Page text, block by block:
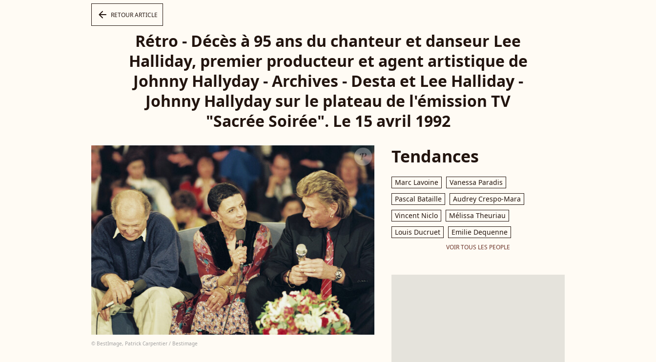
arrow_left RETOUR ARTICLE
Rétro - Décès à 95 ans du chanteur et danseur Lee
Halliday, premier producteur et agent artistique de
Johnny Hallyday - Archives - Desta et Lee Halliday -
Johnny Hallyday sur le plateau de l'émission TV
"Sacrée Soirée". Le 15 avril 1992
© BestImage, Patrick Carpentier / Bestimage
Tendances
Marc Lavoine
Vanessa Paradis
Pascal Bataille
Audrey Crespo-Mara
Vincent Niclo
Mélissa Theuriau
Louis Ducruet
Emilie Dequenne
VOIR TOUS LES PEOPLE